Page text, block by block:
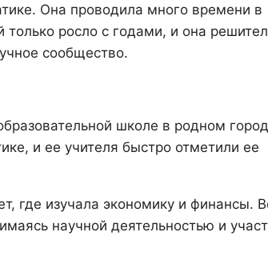
Она проводила много времени в
росло с годами, и она
сообщество.
школе в родном
и ее учителя быстро отметили ее
где изучала экономику и финансы.
научной деятельностью и